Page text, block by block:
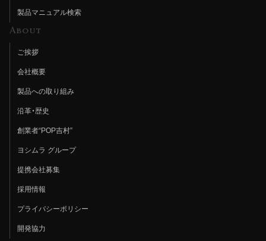
製品マニュアル検索
About
ご挨拶
会社概要
製品への取り組み
沿革・歴史
創業者“POP吉村”
ヨシムラ グループ
提携会社募集
採用情報
プライバシーポリシー
開発協力